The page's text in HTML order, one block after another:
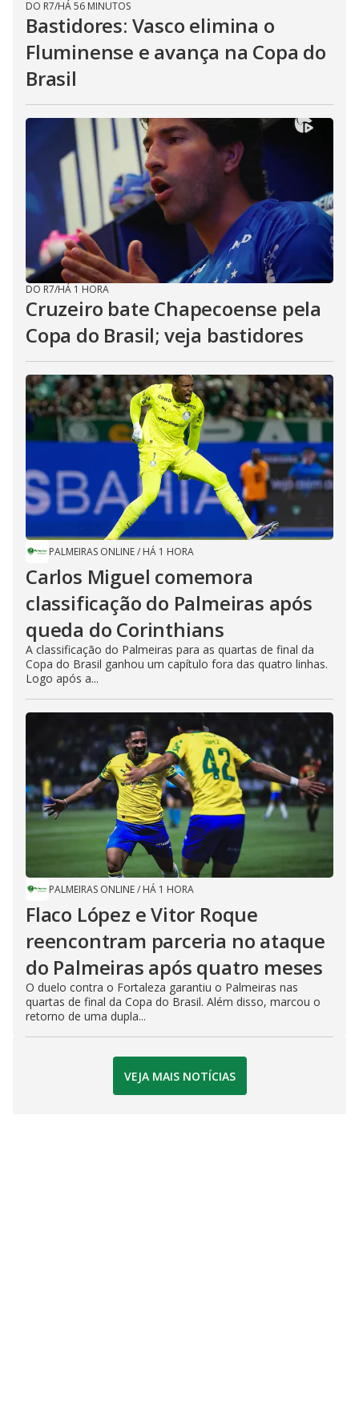
DO R7/HÁ 56 MINUTOS
Bastidores: Vasco elimina o
Fluminense e avança na Copa do
Brasil
DO R7/HÁ 1 HORA
Cruzeiro bate Chapecoense pela
Copa do Brasil; veja bastidores
PALMEIRAS ONLINE/ HÁ 1 HORA
Carlos Miguel comemora
classificação do Palmeiras após
queda do Corinthians
A classificação do Palmeiras para as quartas de final da
Copa do Brasil ganhou um capítulo fora das quatro linhas.
Logo após a...
PALMEIRAS ONLINE/ HÁ 1 HORA
Flaco López e Vitor Roque
reencontram parceria no ataque
do Palmeiras após quatro meses
O duelo contra o Fortaleza garantiu o Palmeiras nas
quartas de final da Copa do Brasil. Além disso, marcou o
retorno de uma dupla...
VEJA MAIS NOTÍCIAS